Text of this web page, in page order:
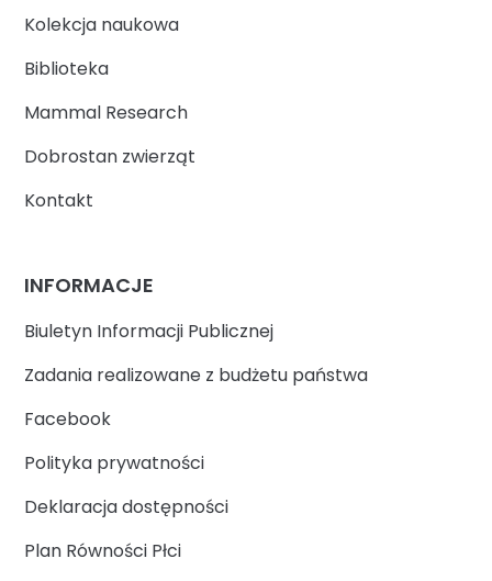
Kolekcja naukowa
Biblioteka
Mammal Research
Dobrostan zwierząt
Kontakt
INFORMACJE
Biuletyn Informacji Publicznej
Zadania realizowane z budżetu państwa
Facebook
Polityka prywatności
Deklaracja dostępności
Plan Równości Płci